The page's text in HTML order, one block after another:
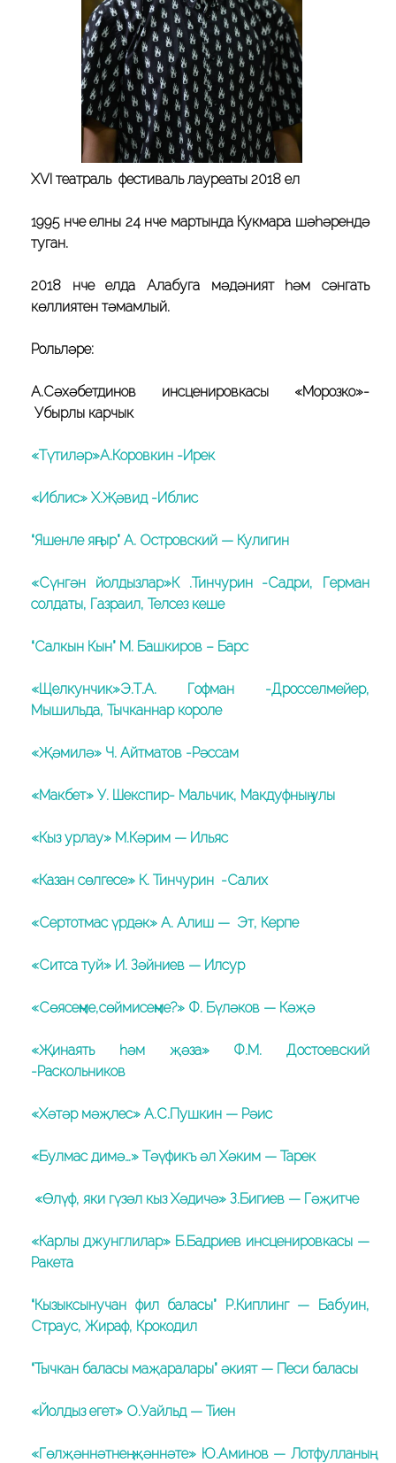
XVI театраль фестиваль лауреаты 2018 ел
1995 нче елның 24 нче мартында Кукмара шәһәрендә
туган.
2018 нче елда Алабуга мәдәният һәм сәнгать
көллиятен тәмамлый.
Рольләре:
А.Сәхәбетдинов инсценировкасы «Морозко»-
Убырлы карчык
«Түтиләр»А.Коровкин -Ирек
«Иблис» Х.Җәвид -Иблис
“Яшенле яңгыр” А. Островский — Кулигин
«Сүнгән йолдызлар»К .Тинчурин -Садри, Герман
солдаты, Газраил, Телсез кеше
“Салкын Кын” М. Башкиров – Барс
«Щелкунчик»Э.Т.А. Гофман -Дросселмейер,
Мышильда, Тычканнар короле
«Җәмилә» Ч. Айтматов -Рәссам
«Макбет» У. Шекспир- Мальчик, Макдуфның улы
«Кыз урлау» М.Кәрим — Ильяс
«Казан сөлгесе» К. Тинчурин -Салих
«Сертотмас үрдәк» А. Алиш — Эт, Керпе
«Ситса туй» И. Зәйниев — Илсур
«Сөясеңме,сөймисеңме?» Ф. Бүләков — Кәҗә
«Җинаять һәм җәза» Ф.М. Достоевский
-Раскольников
«Хәтәр мәҗлес» А.С.Пушкин — Рәис
«Булмас димә…» Тәүфикъ әл Хәким — Тарек
«Өлүф, яки гүзәл кыз Хәдичә» З.Бигиев — Гәҗитче
«Карлы джунглилар» Б.Бадриев инсценировкасы —
Ракета
“Кызыксынучан фил баласы” Р.Киплинг — Бабуин,
Страус, Жираф, Крокодил
“Тычкан баласы маҗаралары” әкият — Песи баласы
«Йолдыз егет» О.Уайльд — Тиен
«Гөлҗәннәтнең җәннәте» Ю.Аминов — Лотфулланың